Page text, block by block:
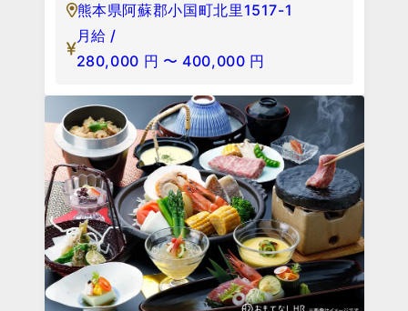
熊本県阿蘇郡小国町北里1517-1
月給 /
280,000 円 〜 400,000 円